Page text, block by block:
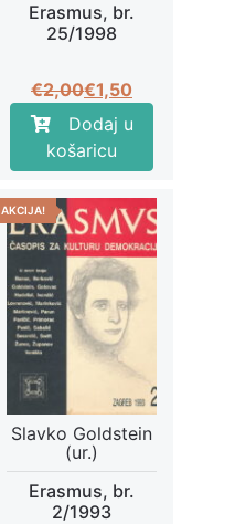
Erasmus, br.
25/1998
€2,00Izvorna
cijena
bila
je:
€2,00.
€1,50
Trenutna
cijena
je:
€1,50.
Dodaj u
košaricu
AKCIJA!
Slavko Goldstein
(ur.)
Erasmus, br.
2/1993